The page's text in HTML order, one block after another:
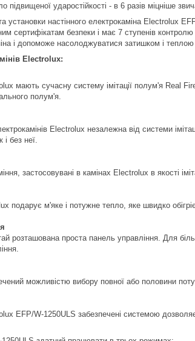
підвищеної ударостійкості - в 6 разів міцніше
установки настінного електрокаміна Electrolux
сертифікатам безпеки і має 7 ступенів
і допоможе насолоджуватися затишком і
Electrolux:
мають сучасну систему імітації полум'я Real
полум'я.
Electrolux незалежна від системи
і без неї.
застосовувані в камінах Electrolux в якості
подарує м'яке і потужне тепло, яке швидко
розташована проста панель управління. Для
можливістю вибору повної або половини
EFP/W-1250ULS забезпечені системою